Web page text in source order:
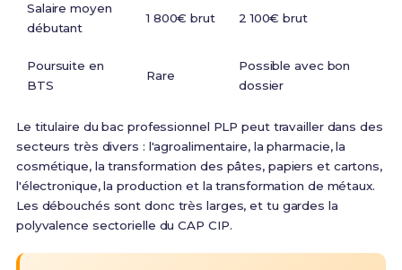
Salaire moyen
débutant
1 800€ brut 2 100€ brut
Poursuite en
BTS
Rare
Possible avec bon
dossier
Le titulaire du bac professionnel PLP peut travailler dans des
secteurs très divers : l'agroalimentaire, la pharmacie, la
cosmétique, la transformation des pâtes, papiers et cartons,
l'électronique, la production et la transformation de métaux.
Les débouchés sont donc très larges, et tu gardes la
polyvalence sectorielle du CAP CIP.